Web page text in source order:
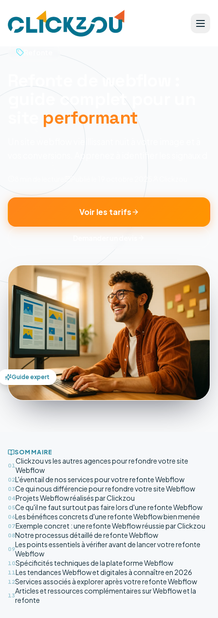
Refonte de webflow :
guide complet pour un
performant
Un site webflow vieillissant nuit à votre image et à
vos conversions. Apprenez à identifier les signaux d
Publié le
Voir les tarifs
Guide expert
SOMMAIRE
01
Clickzou vs les autres agences pour refondre votre site
Webflow
02L'éventail de nos services pour votre refonte Webflow
03Ce qui nous différencie pour refondre votre site Webflow
04Projets Webflow réalisés par Clickzou
05Ce qu'il ne faut surtout pas faire lors d'une refonte Webflow
06Les bénéfices concrets d'une refonte Webflow bien menée
07Exemple concret : une refonte Webflow réussie par Clickzou
08Notre processus détaillé de refonte Webflow
09
Les points essentiels à vérifier avant de lancer votre refonte
Webflow
10Spécificités techniques de la plateforme Webflow
11 Les tendances Webflow et digitales à connaître en 2026
12Services associés à explorer après votre refonte Webflow
13
Articles et ressources complémentaires sur Webflow et la
refonte